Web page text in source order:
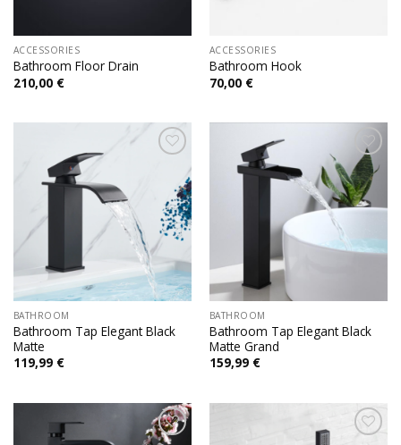
ACCESSORIES
Bathroom Floor Drain
210,00 €
ACCESSORIES
Bathroom Hook
70,00 €
Add to
wishlist
BATHROOM
Bathroom Tap Elegant Black
Matte
119,99 €
Add to
wishlist
BATHROOM
Bathroom Tap Elegant Black
Matte Grand
159,99 €